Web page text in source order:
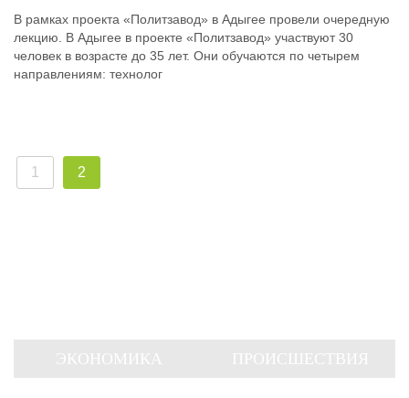
В рамках проекта «Политзавод» в Адыгее провели очередную
лекцию. В Адыгее в проекте «Политзавод» участвуют 30
человек в возрасте до 35 лет. Они обучаются по четырем
направлениям: технолог
1 2